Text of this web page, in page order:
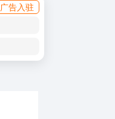
广告入驻